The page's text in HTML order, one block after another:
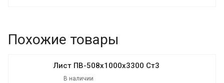
Похожие товары
Лист ПВ-508х1000х3300 Ст3
В наличии